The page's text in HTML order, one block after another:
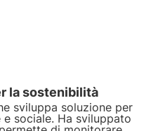
la sostenibilità
sviluppa soluzione per
e sociale. Ha sviluppato